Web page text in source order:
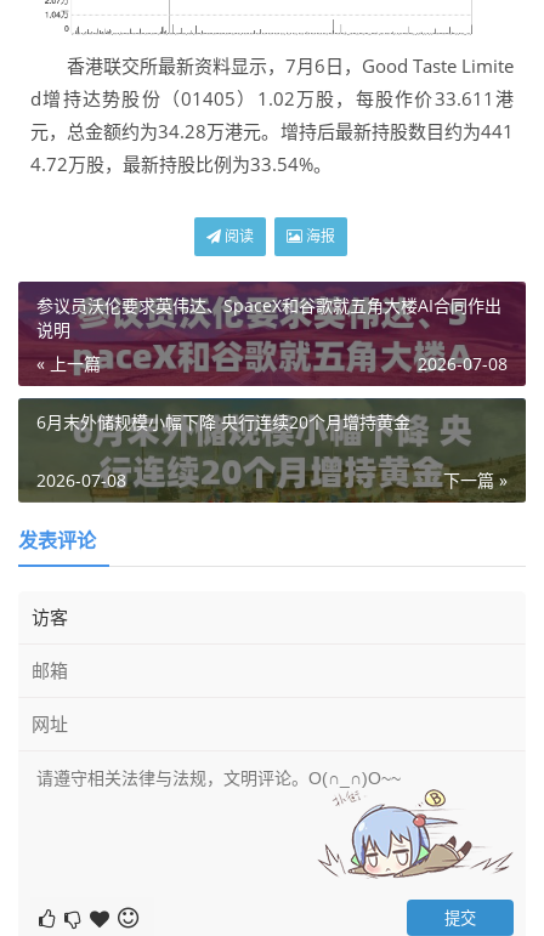
香港联交所最新资料显示，7月6日，Good Taste Limite
d增持达势股份（01405）1.02万股，每股作价33.611港
元，总金额约为34.28万港元。增持后最新持股数目约为441
4.72万股，最新持股比例为33.54%。
阅读 海报
参议员沃伦要求英伟达、SpaceX和谷歌就五角大楼AI合同作出
说明
« 上一篇
2026-07-08
6月末外储规模小幅下降 央行连续20个月增持黄金
下一篇 »
2026-07-08
发表评论